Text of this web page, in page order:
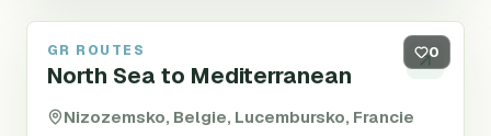
GR5 0
GR ROUTES
North Sea to Mediterranean
Nizozemsko, Belgie, Lucembursko, Francie